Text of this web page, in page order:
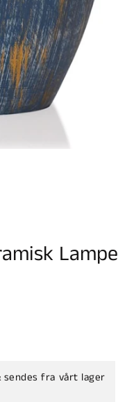
Lampe
sendes fra vårt lager